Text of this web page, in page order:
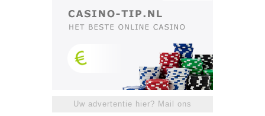
Uw advertentie hier? Mail ons